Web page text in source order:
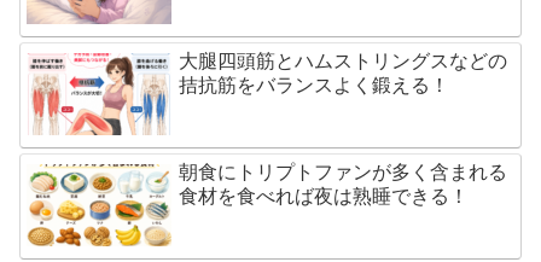
大腿四頭筋とハムストリングスなどの
拮抗筋をバランスよく鍛える！
朝食にトリプトファンが多く含まれる
食材を食べれば夜は熟睡できる！